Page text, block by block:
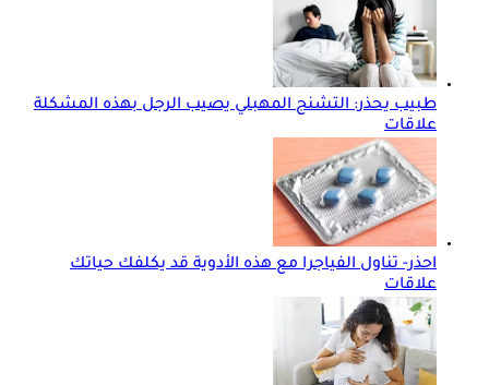
طبيب يحذر: التشنج المهبلي يصيب الرجل بهذه المشكلة
علاقات
احذر- تناول الفياجرا مع هذه الأدوية قد يكلفك حياتك
علاقات